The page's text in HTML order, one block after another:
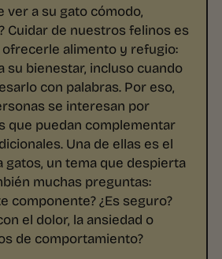
ver a su gato cómodo,
Cuidar de nuestros felinos es
alimento y refugio:
su bienestar, incluso cuando
con palabras. Por eso,
se interesan por
que puedan complementar
Una de ellas es el
gatos, un tema que despierta
muchas preguntas:
componente? ¿Es seguro?
el dolor, la ansiedad o
de comportamiento?